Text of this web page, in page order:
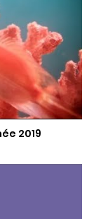
2019